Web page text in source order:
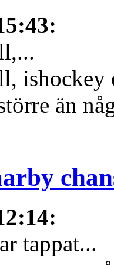
:
än
:
tappat...